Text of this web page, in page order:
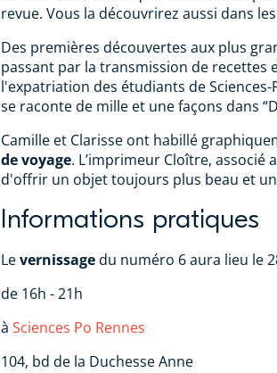
revue. Vous la découvrirez aussi dans
Des premières découvertes aux plus
passant par la transmission de recettes
l'expatriation des étudiants de Sciences-
se raconte de mille et une façons dans
Camille et Clarisse ont habillé
de voyage. L’imprimeur Cloître, associé
d'offrir un objet toujours plus beau et
Informations pratiques
Levernissagedu numéro 6 aura lieu le
de 16h - 21h
à Sciences Po Rennes
104, bd de la Duchesse Anne